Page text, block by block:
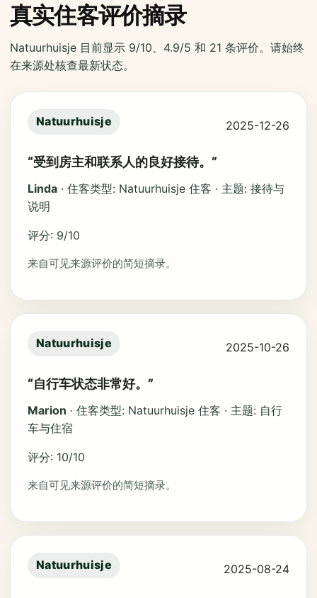
真实住客评价摘录
Natuurhuisje 目前显示 9/10、4.9/5 和 21 条评价。请始终
在来源处核查最新状态。
Natuurhuisje 2025-12-26
“受到房主和联系人的良好接待。”
Linda · 住客类型: Natuurhuisje 住客 · 主题: 接待与
说明
评分: 9/10
来自可见来源评价的简短摘录。
Natuurhuisje 2025-10-26
“自行车状态非常好。”
Marion · 住客类型: Natuurhuisje 住客 · 主题: 自行
车与住宿
评分: 10/10
来自可见来源评价的简短摘录。
Natuurhuisje 2025-08-24